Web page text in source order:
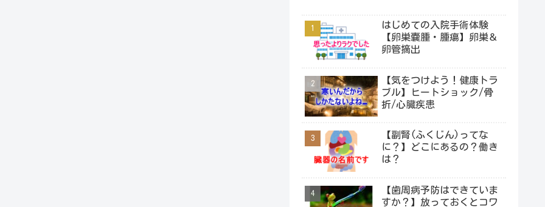
はじめての入院手術体験
【卵巣嚢腫・腫瘍】卵巣＆
卵管摘出
【気をつけよう！健康トラ
ブル】ヒートショック/骨
折/心臓疾患
【副腎(ふくじん)ってな
に？】どこにあるの？働き
は？
【歯周病予防はできていま
すか？】放っておくとコワ